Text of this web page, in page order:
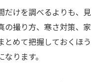
だけを調べるよりも、見
の撮り方、寒さ対策、家
とめて把握しておくほう
ります。